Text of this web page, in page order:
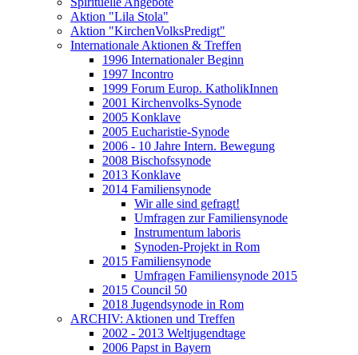
Aktion "Lila Stola"
Aktion "KirchenVolksPredigt"
Internationale Aktionen & Treffen
1996 Internationaler Beginn
1997 Incontro
1999 Forum Europ. KatholikInnen
2001 Kirchenvolks-Synode
2005 Konklave
2005 Eucharistie-Synode
2006 - 10 Jahre Intern. Bewegung
2008 Bischofssynode
2013 Konklave
2014 Familiensynode
Wir alle sind gefragt!
Umfragen zur Familiensynode
Instrumentum laboris
Synoden-Projekt in Rom
2015 Familiensynode
Umfragen Familiensynode 2015
2015 Council 50
2018 Jugendsynode in Rom
ARCHIV: Aktionen und Treffen
2002 - 2013 Weltjugendtage
2006 Papst in Bayern